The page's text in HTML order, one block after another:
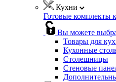
Кухни
Готовые комплекты
Вы можете
Товары для
Кухонные
Столешницы
Стеновые